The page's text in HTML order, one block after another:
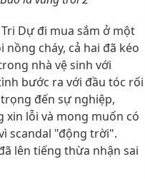
Dự đi mua sắm ở một
cháy, cả hai đã kéo
nhà vệ sinh với
bước ra với đầu tóc rối
đến sự nghiệp,
xin lỗi và mong muốn có
scandal "động trời".
lên tiếng thừa nhận sai